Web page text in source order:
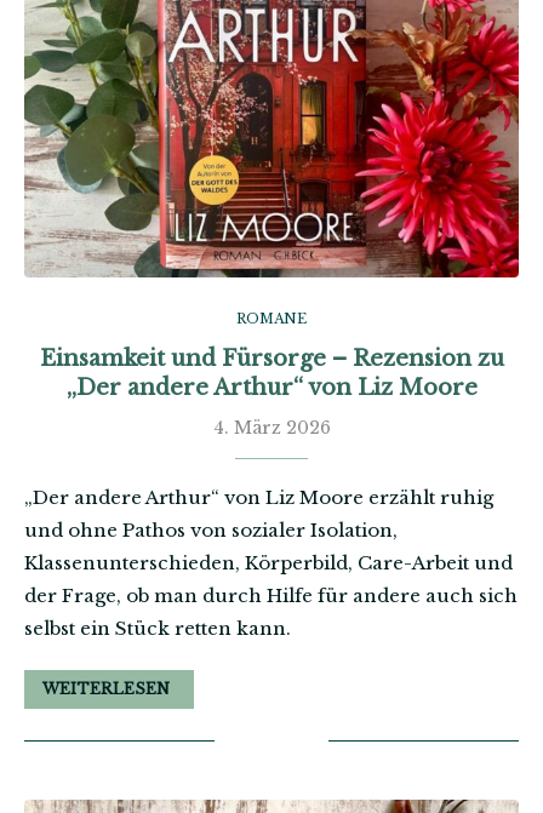
ROMANE
Einsamkeit und Fürsorge – Rezension zu
„Der andere Arthur“ von Liz Moore
4. März 2026
„Der andere Arthur“ von Liz Moore erzählt ruhig
und ohne Pathos von sozialer Isolation,
Klassenunterschieden, Körperbild, Care-Arbeit und
der Frage, ob man durch Hilfe für andere auch sich
selbst ein Stück retten kann.
WEITERLESEN